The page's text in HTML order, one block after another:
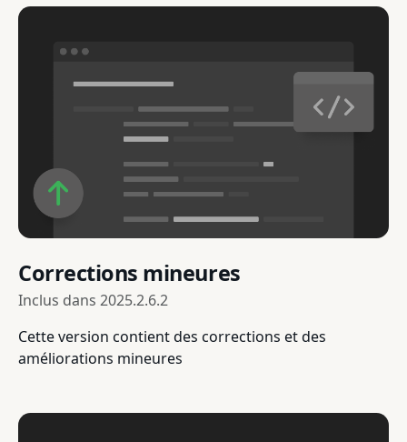
Corrections mineures
Inclus dans 2025.2.6.2
Cette version contient des corrections et des
améliorations mineures